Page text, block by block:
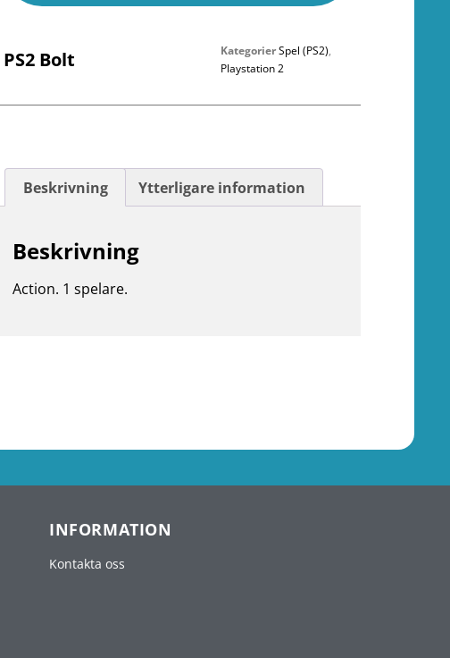
PS2 Bolt KategorierSpel (PS2),
Playstation 2
Beskrivning Ytterligare information
Beskrivning
Action. 1 spelare.
INFORMATION
Kontakta oss